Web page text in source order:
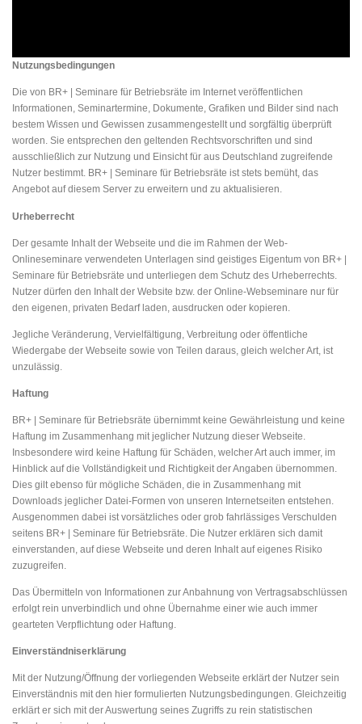
Nutzungsbedingungen
Die von BR+ | Seminare für Betriebsräte im Internet veröffentlichen
Informationen, Seminartermine, Dokumente, Grafiken und Bilder sind nach
bestem Wissen und Gewissen zusammengestellt und sorgfältig überprüft
worden. Sie entsprechen den geltenden Rechtsvorschriften und sind
ausschließlich zur Nutzung und Einsicht für aus Deutschland zugreifende
Nutzer bestimmt. BR+ | Seminare für Betriebsräte ist stets bemüht, das
Angebot auf diesem Server zu erweitern und zu aktualisieren.
Urheberrecht
Der gesamte Inhalt der Webseite und die im Rahmen der Web-
Onlineseminare verwendeten Unterlagen sind geistiges Eigentum von BR+ |
Seminare für Betriebsräte und unterliegen dem Schutz des Urheberrechts.
Nutzer dürfen den Inhalt der Website bzw. der Online-Webseminare nur für
den eigenen, privaten Bedarf laden, ausdrucken oder kopieren.
Jegliche Veränderung, Vervielfältigung, Verbreitung oder öffentliche
Wiedergabe der Webseite sowie von Teilen daraus, gleich welcher Art, ist
unzulässig.
Haftung
BR+ | Seminare für Betriebsräte übernimmt keine Gewährleistung und keine
Haftung im Zusammenhang mit jeglicher Nutzung dieser Webseite.
Insbesondere wird keine Haftung für Schäden, welcher Art auch immer, im
Hinblick auf die Vollständigkeit und Richtigkeit der Angaben übernommen.
Dies gilt ebenso für mögliche Schäden, die in Zusammenhang mit
Downloads jeglicher Datei-Formen von unseren Internetseiten entstehen.
Ausgenommen dabei ist vorsätzliches oder grob fahrlässiges Verschulden
seitens BR+ | Seminare für Betriebsräte. Die Nutzer erklären sich damit
einverstanden, auf diese Webseite und deren Inhalt auf eigenes Risiko
zuzugreifen.
Das Übermitteln von Informationen zur Anbahnung von Vertragsabschlüssen
erfolgt rein unverbindlich und ohne Übernahme einer wie auch immer
gearteten Verpflichtung oder Haftung.
Einverständniserklärung
Mit der Nutzung/Öffnung der vorliegenden Webseite erklärt der Nutzer sein
Einverständnis mit den hier formulierten Nutzungsbedingungen. Gleichzeitig
erklärt er sich mit der Auswertung seines Zugriffs zu rein statistischen